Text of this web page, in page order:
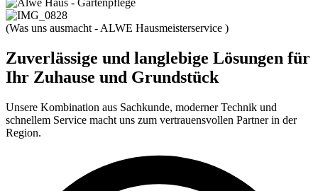
(Was uns ausmacht - ALWE Hausmeisterservice )
Zuverlässige und langlebige Lösungen für
Ihr Zuhause und Grundstück
Unsere Kombination aus Sachkunde, moderner Technik und
schnellem Service macht uns zum vertrauensvollen Partner in der
Region.